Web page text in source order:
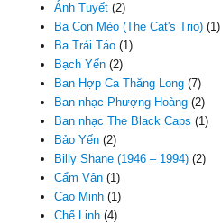
Ánh Tuyết (2)
Ba Con Mèo (The Cat's Trio) (1)
Ba Trái Táo (1)
Bạch Yến (2)
Ban Hợp Ca Thăng Long (7)
Ban nhạc Phượng Hoàng (2)
Ban nhạc The Black Caps (1)
Bảo Yến (2)
Billy Shane (1946 – 1994) (2)
Cẩm Vân (1)
Cao Minh (1)
Chế Linh (4)